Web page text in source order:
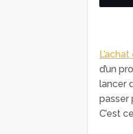
d’un
lancer
passer
C’est